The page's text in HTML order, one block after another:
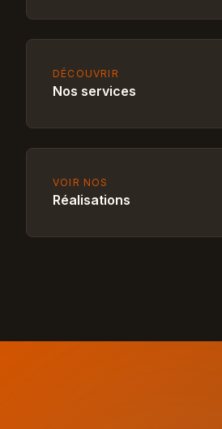
DÉCOUVRIR
Nos services
VOIR NOS
Réalisations